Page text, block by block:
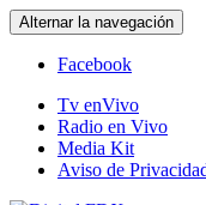
Saltar
al
contenido
Alternar la navegación
Facebook
Tv enVivo
Radio en Vivo
Media Kit
Aviso de